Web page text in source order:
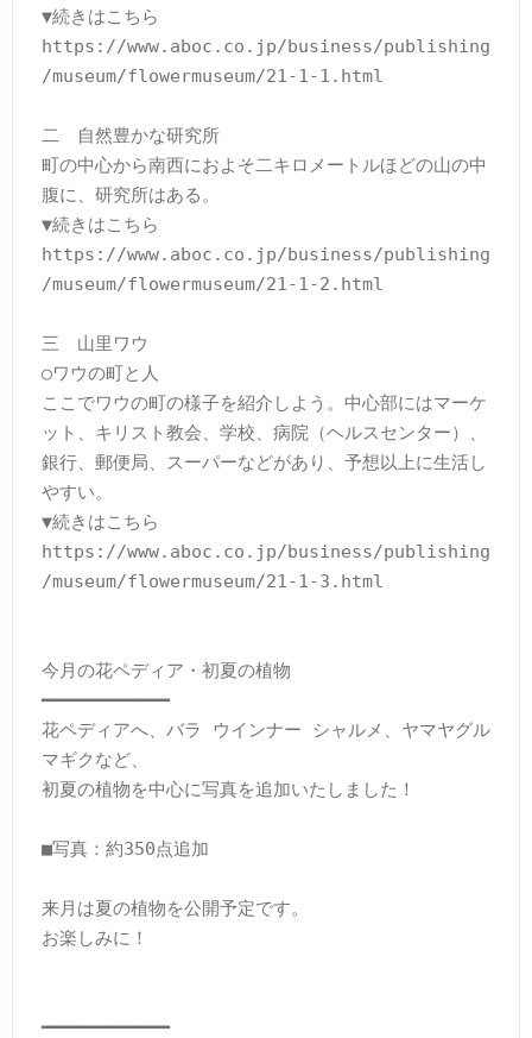
▼続きはこちら
https://www.aboc.co.jp/business/publishing
/museum/flowermuseum/21-1-1.html
二　自然豊かな研究所
町の中心から南西におよそ二キロメートルほどの山の中
腹に、研究所はある。
▼続きはこちら
https://www.aboc.co.jp/business/publishing
/museum/flowermuseum/21-1-2.html
三　山里ワウ
○ワウの町と人
ここでワウの町の様子を紹介しよう。中心部にはマーケ
ット、キリスト教会、学校、病院（ヘルスセンター）、
銀行、郵便局、スーパーなどがあり、予想以上に生活し
やすい。
▼続きはこちら
https://www.aboc.co.jp/business/publishing
/museum/flowermuseum/21-1-3.html
今月の花ペディア・初夏の植物
━━━━━━━━━━━━
花ペディアへ、バラ ウインナー シャルメ、ヤマヤグル
マギクなど、
初夏の植物を中心に写真を追加いたしました！
■写真：約350点追加
来月は夏の植物を公開予定です。
お楽しみに！
━━━━━━━━━━━━